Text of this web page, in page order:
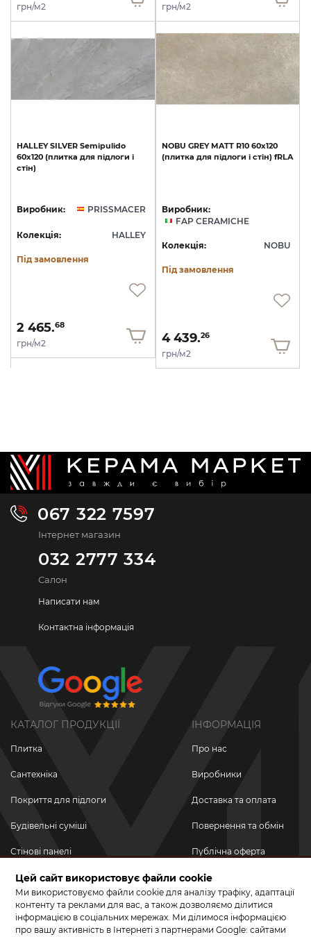
грн/м2 грн/м2
HALLEY SILVER Semipulido
60x120 (плитка для підлоги і
стін)
Виробник: PRISSMACER
Колекція: HALLEY
Під замовлення
2 465.68
грн/м2
NOBU GREY MATT R10 60х120
(плитка для підлоги і стін) fRLA
Виробник:
FAP CERAMICHE
Колекція: NOBU
Під замовлення
4 439.26
грн/м2
067 322 7597
Інтернет магазин
032 2777 334
Салон
Написати нам
Контактна інформація
КАТАЛОГ ПРОДУКЦІЇ
Плитка
Сантехніка
Покриття для підлоги
Будівельні суміші
Стінові панелі
Новинки
Акційні товари
Акції/Знижки
ІНФОРМАЦІЯ
Про нас
Виробники
Доставка та оплата
Повернення та обмін
Публічна оферта
Політика
конфіденційності
Цей сайт використовує файли cookie
Ми використовуємо файли cookie для аналізу трафіку, адаптації
контенту та реклами для вас, а також дозволяємо ділитися
інформацією в соціальних мережах. Ми ділимося інформацією
про вашу активність в Інтернеті з партнерами Google: сайтами